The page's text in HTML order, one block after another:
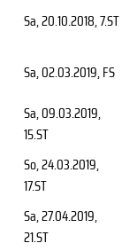
Sa, 20.10.2018, 7.ST
Sa, 02.03.2019, FS
Sa, 09.03.2019,
15.ST
So, 24.03.2019,
17.ST
Sa, 27.04.2019,
21.ST